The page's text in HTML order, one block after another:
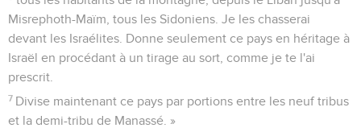
Misrephoth-Maïm, tous les Sidoniens. Je les chasserai
devant les Israélites. Donne seulement ce pays en héritage à
Israël en procédant à un tirage au sort, comme je te l'ai
prescrit.
7 Divise maintenant ce pays par portions entre les neuf tribus
et la demi-tribu de Manassé. »